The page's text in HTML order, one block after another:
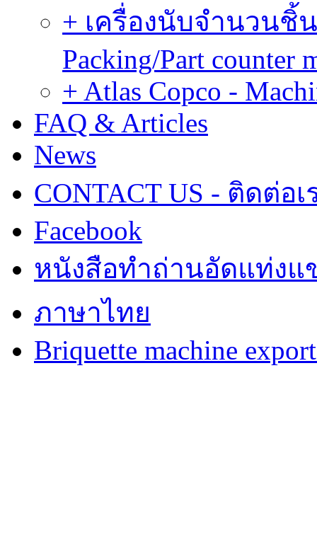
+ เครื่องนับจำนวนชิ้
Packing/Part counter
+ Atlas Copco -
FAQ & Articles
News
CONTACT US - ติดต่อเ
Facebook
หนังสือทำถ่านอัดแท่งแ
ภาษาไทย
Briquette machine